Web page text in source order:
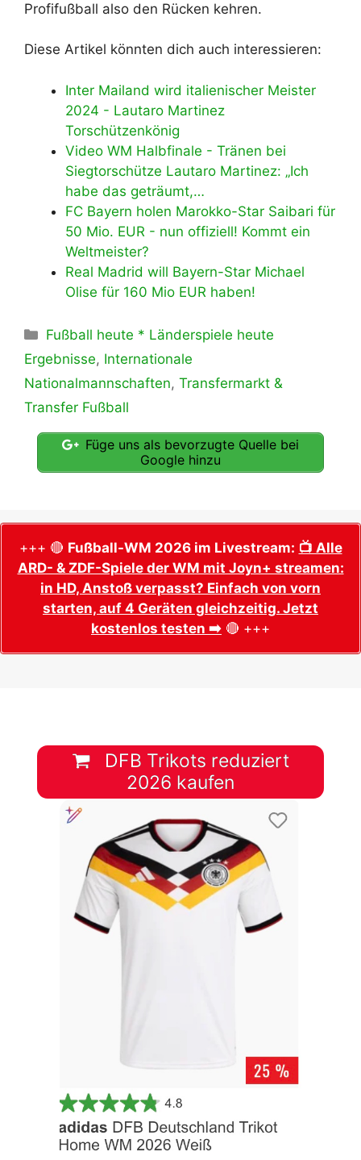
Profifußball also den Rücken kehren.
Diese Artikel könnten dich auch interessieren:
Inter Mailand wird italienischer Meister
2024 - Lautaro Martinez
Torschützenkönig
Video WM Halbfinale - Tränen bei
Siegtorschütze Lautaro Martinez: „Ich
habe das geträumt,…
FC Bayern holen Marokko-Star Saibari für
50 Mio. EUR - nun offiziell! Kommt ein
Weltmeister?
Real Madrid will Bayern-Star Michael
Olise für 160 Mio EUR haben!
Kategorien
Fußball heute * Länderspiele heute
Ergebnisse, Internationale
Nationalmannschaften, Transfermarkt &
Transfer Fußball
Füge uns als bevorzugte Quelle bei
Google hinzu
+++ 🔴 Fußball-WM 2026 im Livestream: 📺 Alle
ARD- & ZDF-Spiele der WM mit Joyn+ streamen:
in HD, Anstoß verpasst? Einfach von vorn
starten, auf 4 Geräten gleichzeitig. Jetzt
kostenlos testen ➡️ 🔴 +++
DFB Trikots reduziert
2026 kaufen